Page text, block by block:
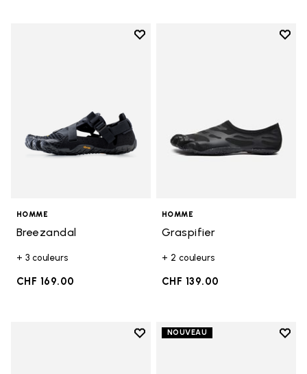
Add to wishlist
HOMME
Breezandal
+ 3 couleurs
CHF 169.00
Add
HOMME
Graspifier
+ 2 couleurs
CHF 139.00
Add to wishlist
NOUVEAU
Add